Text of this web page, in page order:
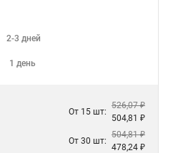
2-3 дней
1 день
От 15 шт:
526,07 ₽
504,81 ₽
От 30 шт:
504,81 ₽
478,24 ₽